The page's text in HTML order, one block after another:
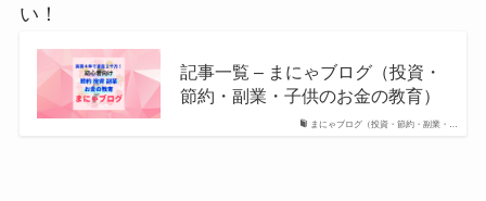
い！
まにゃブログ（投資・節約・副業・…
記事一覧 – まにゃブログ（投資・
節約・副業・子供のお金の教育）